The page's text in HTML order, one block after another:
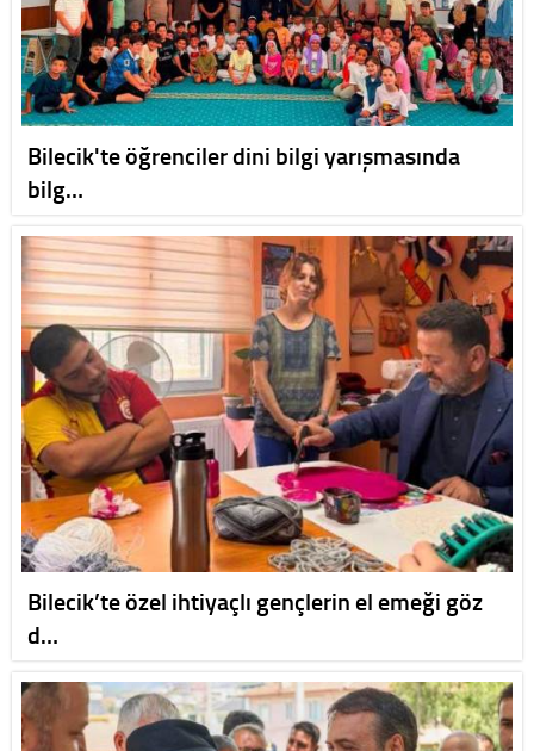
Bilecik'te öğrenciler dini bilgi yarışmasında
bilg…
Bilecik’te özel ihtiyaçlı gençlerin el emeği göz
d…